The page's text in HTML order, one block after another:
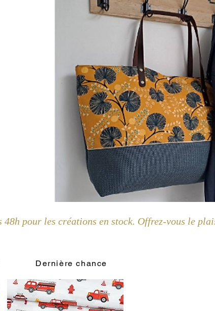
pour les créations en stock. Offrez-vous le
Dernière chance